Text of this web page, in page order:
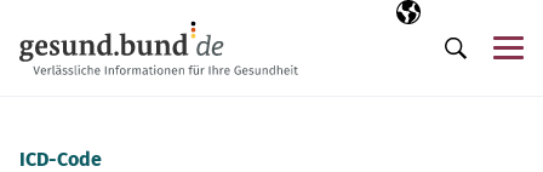
Ausgewählte
DE
Suche
ICD-Code